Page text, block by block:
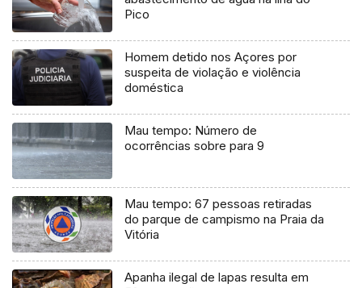
Pico
Homem detido nos Açores por
suspeita de violação e violência
doméstica
Mau tempo: Número de
ocorrências sobre para 9
Mau tempo: 67 pessoas retiradas
do parque de campismo na Praia da
Vitória
Apanha ilegal de lapas resulta em